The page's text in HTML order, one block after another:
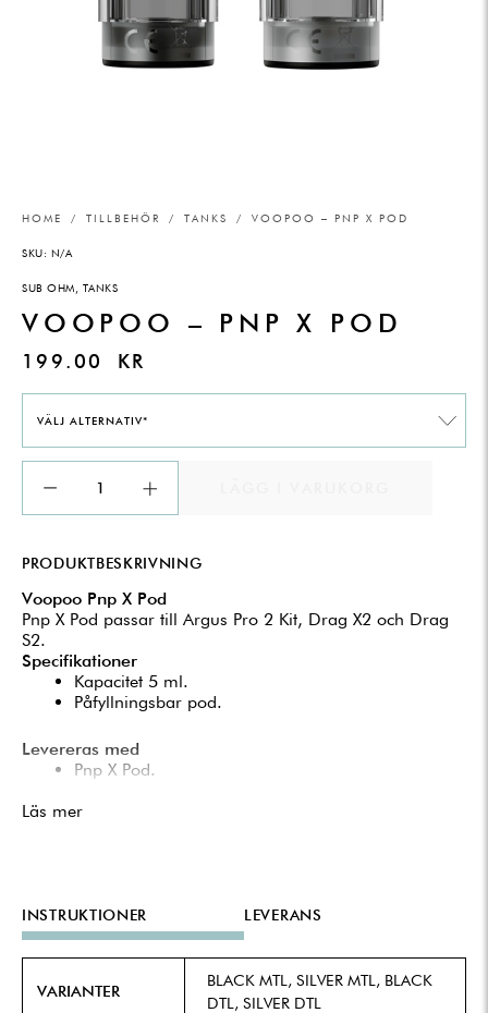
HOME / TILLBEHÖR / TANKS / VOOPOO – PNP X POD
SKU: N/A
SUB OHM TANKS
VOOPOO – PNP X POD
199.00 KR
VÄLJ ALTERNATIV*
PRODUKTBESKRIVNING
Voopoo Pnp X Pod
Pnp X Pod passar till Argus Pro 2 Kit, Drag X2 och Drag
S2.
Specifikationer
Kapacitet 5 ml.
Påfyllningsbar pod.
Levereras med
Pnp X Pod.
Läs mer
INSTRUKTIONER LEVERANS
VARIANTER
BLACK MTL, SILVER MTL, BLACK
DTL, SILVER DTL